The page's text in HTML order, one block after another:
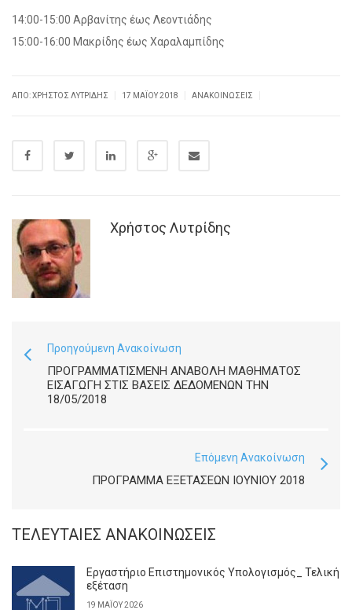
14:00-15:00 Αρβανίτης έως Λεοντιάδης
15:00-16:00 Μακρίδης έως Χαραλαμπίδης
ΑΠΌ: ΧΡΉΣΤΟΣ ΛΥΤΡΊΔΗΣ 17 ΜΑΪ́ΟΥ 2018 ΑΝΑΚΟΙΝΏΣΕΙΣ
Χρήστος Λυτρίδης
Προηγούμενη Ανακοίνωση
ΠΡΟΓΡΑΜΜΑΤΙΣΜΈΝΗ ΑΝΑΒΟΛΉ ΜΑΘΉΜΑΤΟΣ
ΕΙΣΑΓΩΓΉ ΣΤΙΣ ΒΆΣΕΙΣ ΔΕΔΟΜΈΝΩΝ ΤΗΝ
18/05/2018
Επόμενη Ανακοίνωση
ΠΡΌΓΡΑΜΜΑ ΕΞΕΤΆΣΕΩΝ ΙΟΥΝΊΟΥ 2018
ΤΕΛΕΥΤΑΊΕΣ ΑΝΑΚΟΙΝΏΣΕΙΣ
Εργαστήριο Επιστημονικός Υπολογισμός_ Τελική
εξέταση
19 ΜΑΪ́ΟΥ 2026